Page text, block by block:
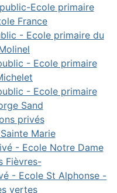
Ecole primaire
France
- Ecole primaire du
- Ecole primaire
- Ecole primaire
Sand
privés
Marie
- Ecole Notre Dame
Fièvres-
- Ecole St Alphonse -
vertes